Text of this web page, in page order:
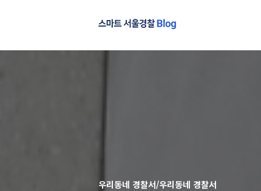
우리동네 경찰서/우리동네 경찰서